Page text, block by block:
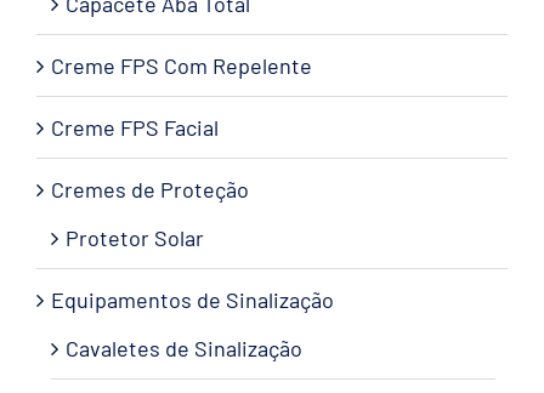
Creme FPS Com Repelente
Creme FPS Facial
Cremes de Proteção
Protetor Solar
Equipamentos de Sinalização
Cavaletes de Sinalização